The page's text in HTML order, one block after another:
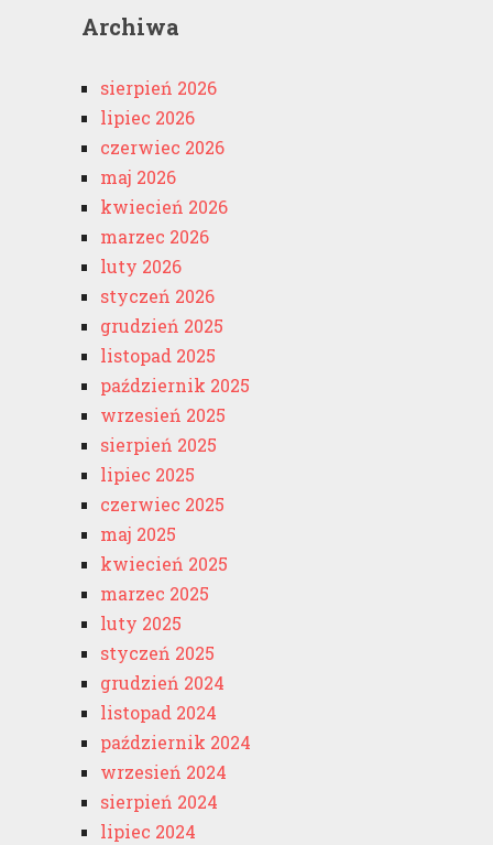
Archiwa
sierpień 2026
lipiec 2026
czerwiec 2026
maj 2026
kwiecień 2026
marzec 2026
luty 2026
styczeń 2026
grudzień 2025
listopad 2025
październik 2025
wrzesień 2025
sierpień 2025
lipiec 2025
czerwiec 2025
maj 2025
kwiecień 2025
marzec 2025
luty 2025
styczeń 2025
grudzień 2024
listopad 2024
październik 2024
wrzesień 2024
sierpień 2024
lipiec 2024